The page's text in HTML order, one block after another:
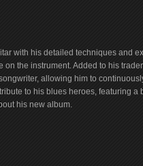
with his detailed techniques and
the instrument. Added to his
allowing him to
to his blues heroes, featuring a
his new album.